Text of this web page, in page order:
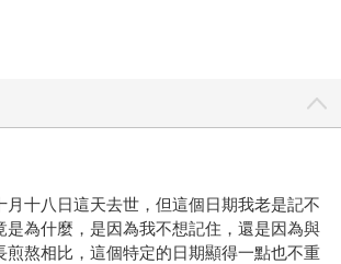
月十八日這天去世，但這個日期我老是記不
是為什麼，是因為我不想記住，還是因為與
煎熬相比，這個特定的日期顯得一點也不重